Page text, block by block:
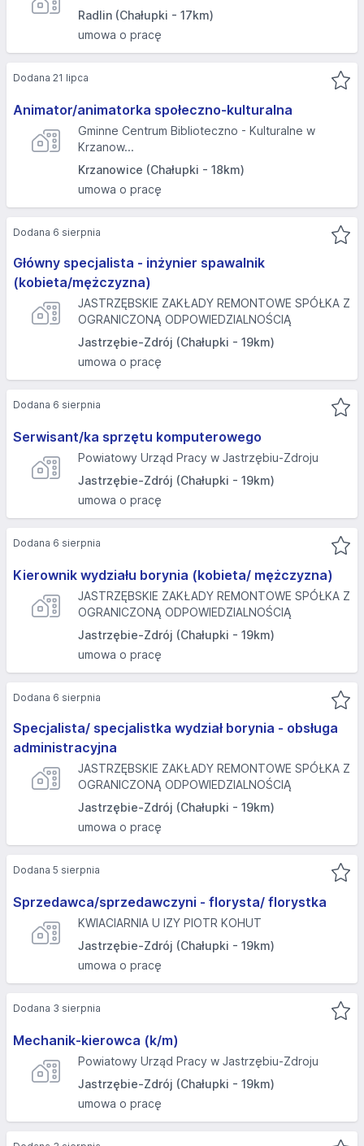
Radlin (Chałupki - 17km)
umowa o pracę
Animator/animatorka społeczno-kulturalna
Gminne Centrum Biblioteczno - Kulturalne w
Krzanow...
Krzanowice (Chałupki - 18km)
umowa o pracę
Dodana 21 lipca
Główny specjalista - inżynier spawalnik
(kobieta/mężczyzna)
JASTRZĘBSKIE ZAKŁADY REMONTOWE SPÓŁKA Z
OGRANICZONĄ ODPOWIEDZIALNOŚCIĄ
Jastrzębie-Zdrój (Chałupki - 19km)
umowa o pracę
Dodana 6 sierpnia
Serwisant/ka sprzętu komputerowego
Powiatowy Urząd Pracy w Jastrzębiu-Zdroju
Jastrzębie-Zdrój (Chałupki - 19km)
umowa o pracę
Dodana 6 sierpnia
Kierownik wydziału borynia (kobieta/ mężczyzna)
JASTRZĘBSKIE ZAKŁADY REMONTOWE SPÓŁKA Z
OGRANICZONĄ ODPOWIEDZIALNOŚCIĄ
Jastrzębie-Zdrój (Chałupki - 19km)
umowa o pracę
Dodana 6 sierpnia
Specjalista/ specjalistka wydział borynia - obsługa
administracyjna
JASTRZĘBSKIE ZAKŁADY REMONTOWE SPÓŁKA Z
OGRANICZONĄ ODPOWIEDZIALNOŚCIĄ
Jastrzębie-Zdrój (Chałupki - 19km)
umowa o pracę
Dodana 6 sierpnia
Sprzedawca/sprzedawczyni - florysta/ florystka
KWIACIARNIA U IZY PIOTR KOHUT
Jastrzębie-Zdrój (Chałupki - 19km)
umowa o pracę
Dodana 5 sierpnia
Mechanik-kierowca (k/m)
Powiatowy Urząd Pracy w Jastrzębiu-Zdroju
Jastrzębie-Zdrój (Chałupki - 19km)
umowa o pracę
Dodana 3 sierpnia